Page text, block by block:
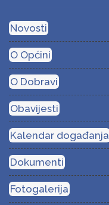
Novosti
O Općini
O Dobravi
Obavijesti
Kalendar događanja
Dokumenti
Fotogalerija